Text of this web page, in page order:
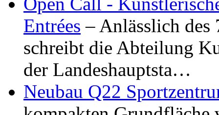
Entrées – Anlässlich
schreibt die Abteilung
der Landeshauptsta…
Neubau Q22